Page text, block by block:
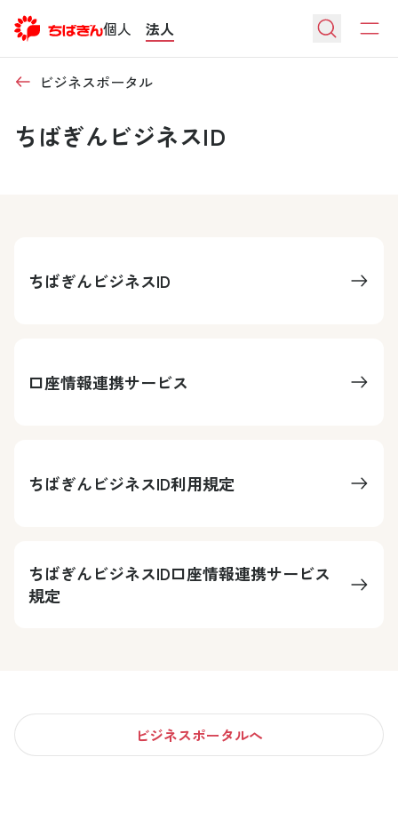
個人 法人
ビジネスポータル
ちばぎんビジネスID
ちばぎんビジネスID
口座情報連携サービス
ちばぎんビジネスID利用規定
ちばぎんビジネスID口座情報連携サービス
規定
ビジネスポータルへ